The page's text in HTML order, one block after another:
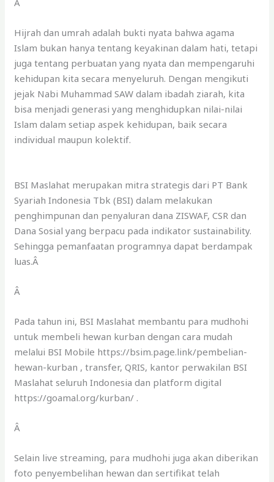
Hijrah dan umrah adalah bukti nyata bahwa agama
Islam bukan hanya tentang keyakinan dalam hati, tetapi
juga tentang perbuatan yang nyata dan mempengaruhi
kehidupan kita secara menyeluruh. Dengan mengikuti
jejak Nabi Muhammad SAW dalam ibadah ziarah, kita
bisa menjadi generasi yang menghidupkan nilai-nilai
Islam dalam setiap aspek kehidupan, baik secara
individual maupun kolektif.
BSI Maslahat merupakan mitra strategis dari PT Bank
Syariah Indonesia Tbk (BSI) dalam melakukan
penghimpunan dan penyaluran dana ZISWAF, CSR dan
Dana Sosial yang berpacu pada indikator sustainability.
Sehingga pemanfaatan programnya dapat berdampak
luas.Â
Â
Pada tahun ini, BSI Maslahat membantu para mudhohi
untuk membeli hewan kurban dengan cara mudah
melalui BSI Mobile https://bsim.page.link/pembelian-
hewan-kurban , transfer, QRIS, kantor perwakilan BSI
Maslahat seluruh Indonesia dan platform digital
https://goamal.org/kurban/ .
Â
Selain live streaming, para mudhohi juga akan diberikan
foto penyembelihan hewan dan sertifikat telah